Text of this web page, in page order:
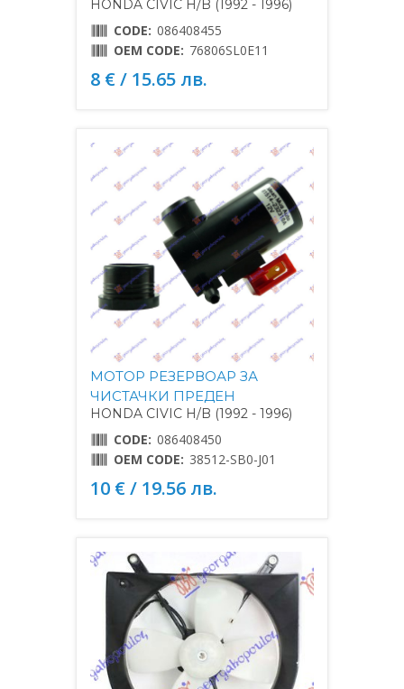
HONDA CIVIC H/B (1992 - 1996)
CODE: 086408455
OEM CODE: 76806SL0E11
8 € / 15.65 лв.
МОТОР РЕЗЕРВОАР ЗА
ЧИСТАЧКИ ПРЕДЕН
HONDA CIVIC H/B (1992 - 1996)
CODE: 086408450
OEM CODE: 38512-SB0-J01
10 € / 19.56 лв.